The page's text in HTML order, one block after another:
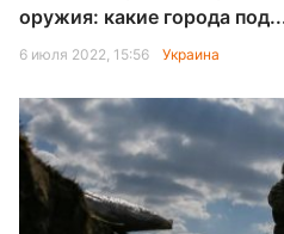
оружия: какие города
6 июля 2022, 15:56 Украина